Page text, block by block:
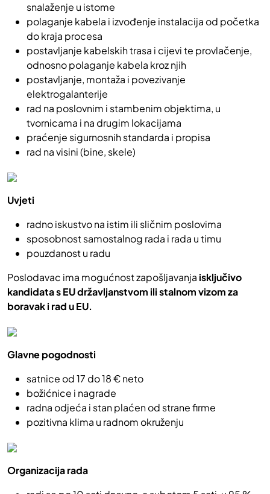
snalaženje u istome
polaganje kabela i izvođenje instalacija od početka
do kraja procesa
postavljanje kabelskih trasa i cijevi te provlačenje,
odnosno polaganje kabela kroz njih
postavljanje, montaža i povezivanje
elektrogalanterije
rad na poslovnim i stambenim objektima, u
tvornicama i na drugim lokacijama
praćenje sigurnosnih standarda i propisa
rad na visini (bine, skele)
Uvjeti
radno iskustvo na istim ili sličnim poslovima
sposobnost samostalnog rada i rada u timu
pouzdanost u radu
Poslodavac ima mogućnost zapošljavanja isključivo
kandidata s EU državljanstvom ili stalnom vizom za
boravak i rad u EU.
Glavne pogodnosti
satnice od 17 do 18 € neto
božićnice i nagrade
radna odjeća i stan plaćen od strane firme
pozitivna klima u radnom okruženju
Organizacija rada